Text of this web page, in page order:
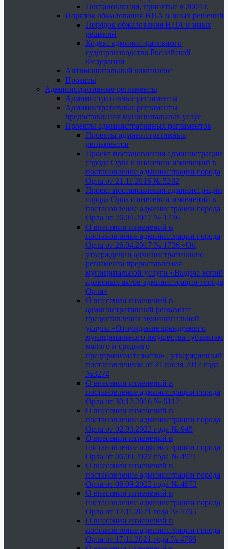
Постановления, принятые в 2004 г.
Порядок обжалования НПА и иных решений
Порядок обжалования НПА и иных
решений
Кодекс административного
судопроизводства Российской
Федерации
Антимонопольный комплаенс
Проекты
Административные регламенты
Административные регламенты
Административные регламенты
предоставления муниципальных услуг
Проекты административных регламентов
Проекты административных
регламентов
Проект постановления администрации
города Орла о внесении изменений в
постановление администрации города
Орла от 21.11.2016 № 5282
Проект постановления администрации
города Орла о внесении изменений в
постановление администрации города
Орла от 26.04.2017 № 1736
О внесении изменений в
постановление администрации города
Орла от 26.04.2017 № 1736 «Об
утверждении административного
регламента предоставления
муниципальной услуги «Выдача копий
правовых актов администрации города
Орла»
О внесении изменений в
административный регламент
предоставления муниципальной
услуги «Отчуждение арендуемого
муниципального имущества субъектам
малого и среднего
предпринимательства», утвержденный
постановлением от 21 июля 2017 года
№3274
О внесении изменений в
постановление администрации города
Орла от 30.12.2016 № 6112
О внесении изменений в
постановление администрации города
Орла от 02.03.2022 года № 945
О внесении изменений в
постановление администрации города
Орла от 06.09.2022 года № 4971
О внесении изменений в
постановление администрации города
Орла от 06.09.2022 года № 4972
О внесении изменений в
постановление администрации города
Орла от 17.11.2021 года № 4765
О внесении изменений в
постановление администрации города
Орла от 17.11.2021 года № 4766